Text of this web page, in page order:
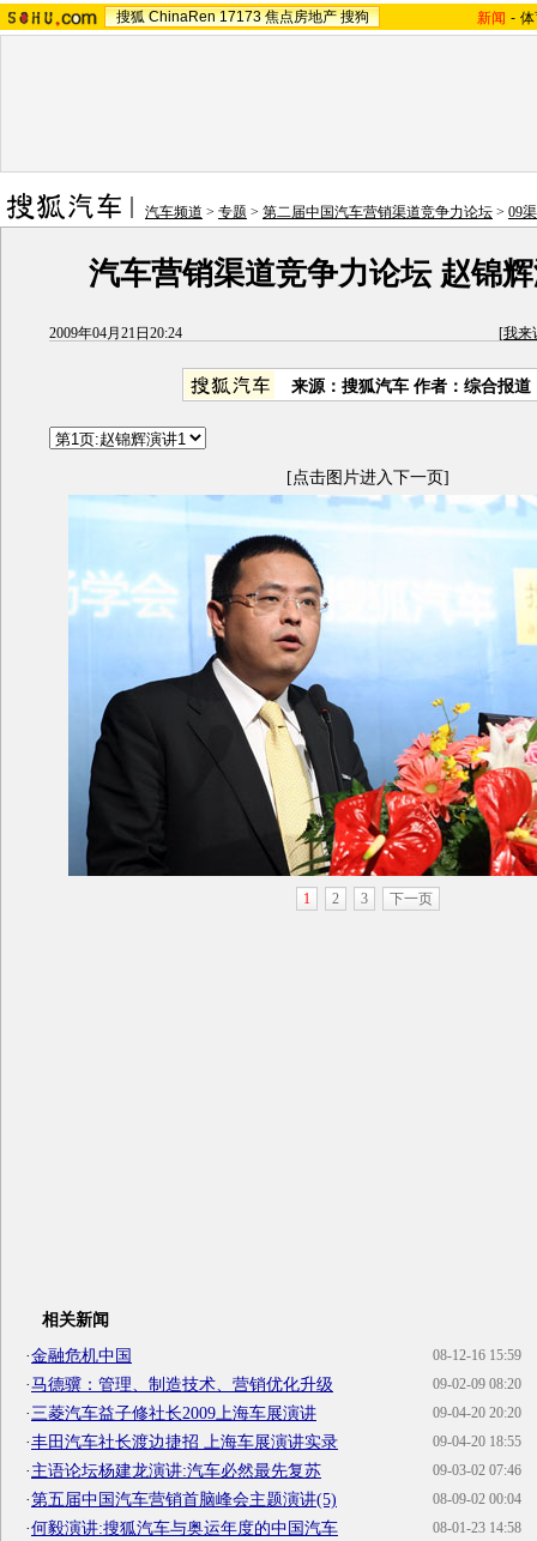
搜狐 ChinaRen 17173 焦点房地产 搜狗 新闻 -
汽车频道 > 专题 > 第二届中国汽车营销渠道竞争力论坛 > 09
汽车营销渠道竞争力论坛 赵锦
2009年04月21日20:24 [我来
来源： 搜狐汽车 作者：综合报道
[点击图片进入下一页]
1 2 3 下一页
相关新闻
08-12-16 15:59
·金融危机中国
09-02-09 08:20
·马德骥：管理、制造技术、营销优化升级
09-04-20 20:20
·三菱汽车益子修社长2009上海车展演讲
09-04-20 18:55
·丰田汽车社长渡边捷招 上海车展演讲实录
09-03-02 07:46
·主语论坛杨建龙演讲:汽车必然最先复苏
08-09-02 00:04
·第五届中国汽车营销首脑峰会主题演讲(5)
08-01-23 14:58
·何毅演讲:搜狐汽车与奥运年度的中国汽车